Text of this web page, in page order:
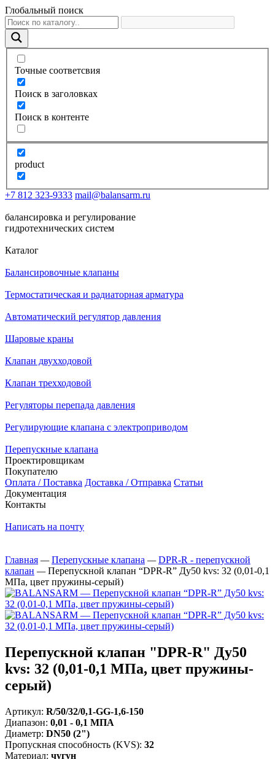
Глобальный поиск
Точные соответсвия
Поиск в заголовках
Поиск в контенте
product
+7 812 323-9333 mail@balansarm.ru
балансировка и регулирование
гидротехнических систем
Каталог
Балансировочные клапаны
Термостатическая и радиаторная арматура
Автоматический регулятор давления
Шаровые краны
Клапан двухходовой
Клапан трехходовой
Регуляторы перепада давления
Регулирующие клапана с электроприводом
Перепускные клапана
Проектировщикам
Покупателю
Оплата / Поставка Доставка / Отправка Статьи
Документация
Контакты
Написать на почту
Главная — Перепускные клапана — DPR-R - перепускной
клапан — Перепускной клапан “DPR-R” Ду50 kvs: 32 (0,01-0,1
МПа, цвет пружины-серый)
Перепускной клапан "DPR-R" Ду50
kvs: 32 (0,01-0,1 МПа, цвет пружины-
серый)
Артикул: R/50/32/0,1-GG-1,6-150
Диапазон: 0,01 - 0,1 МПА
Диаметр: DN50 (2")
Пропускная способность (KVS): 32
Материал: чугун